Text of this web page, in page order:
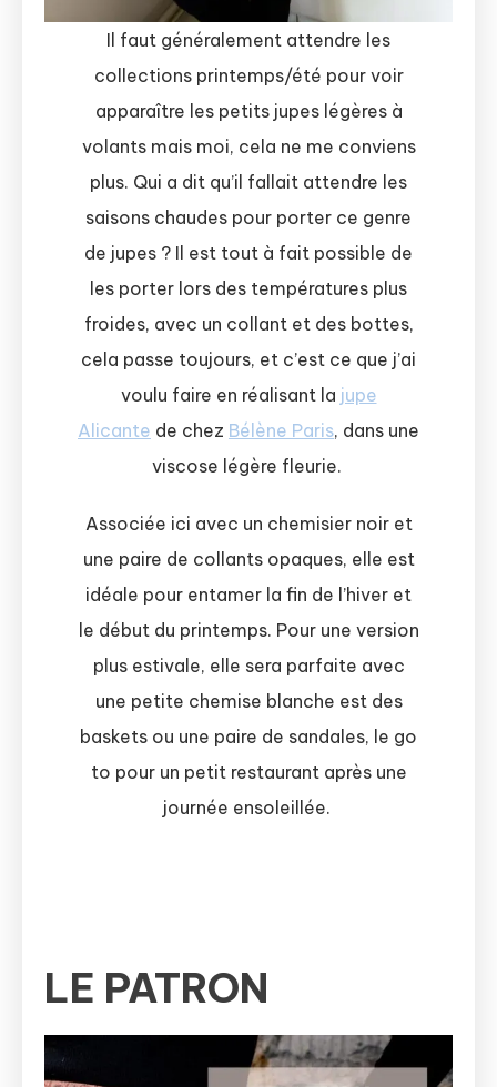
Il faut généralement attendre les
collections printemps/été pour voir
apparaître les petits jupes légères à
volants mais moi, cela ne me conviens
plus. Qui a dit qu’il fallait attendre les
saisons chaudes pour porter ce genre
de jupes ? Il est tout à fait possible de
les porter lors des températures plus
froides, avec un collant et des bottes,
cela passe toujours, et c’est ce que j’ai
voulu faire en réalisant la jupe
Alicante de chez Bélène Paris, dans une
viscose légère fleurie.
Associée ici avec un chemisier noir et
une paire de collants opaques, elle est
idéale pour entamer la fin de l’hiver et
le début du printemps. Pour une version
plus estivale, elle sera parfaite avec
une petite chemise blanche est des
baskets ou une paire de sandales, le go
to pour un petit restaurant après une
journée ensoleillée.
LE PATRON